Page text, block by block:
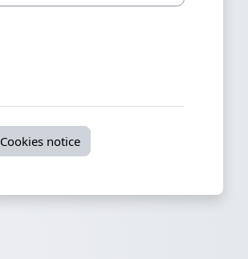
Cookies notice